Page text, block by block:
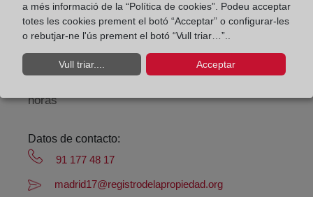
Horario:
Agosto: De lunes a viernes de 09:00 a 14:00 horas
horas
Datos de contacto:
91 177 48 17
madrid17@registrodelapropiedad.org
a més informació de la “Política de cookies”. Podeu acceptar
totes les cookies prement el botó “Acceptar” o configurar-les
o rebutjar-ne l'ús prement el botó “Vull triar…”..
Vull triar.... Acceptar